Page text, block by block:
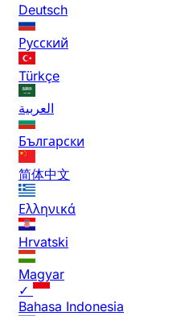
Deutsch
Русский
Türkçe
العربية
Български
简体中文
Ελληνικά
Hrvatski
Magyar
✓
Bahasa Indonesia